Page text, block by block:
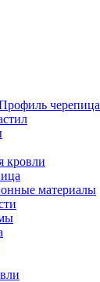
черепица
кровли
материалы